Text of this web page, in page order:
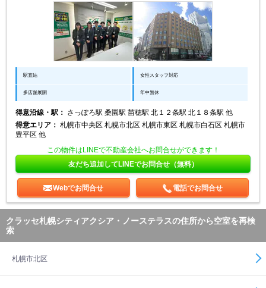
駅直結 女性スタッフ対応
多店舗展開 年中無休
得意沿線・駅：
さっぽろ駅 桑園駅 苗穂駅 北１２条駅 北１８条駅 他
得意エリア： 札幌市中央区 札幌市北区 札幌市東区 札幌市白石区 札幌市
豊平区 他
この物件はLINEで不動産会社へお問合せができます！
友だち追加してLINEでお問合せ（無料）
Webでお問合せ 電話でお問合せ
クラッセ札幌シティアクシア・ノーステラスの住所から空室を再検
索
札幌市北区